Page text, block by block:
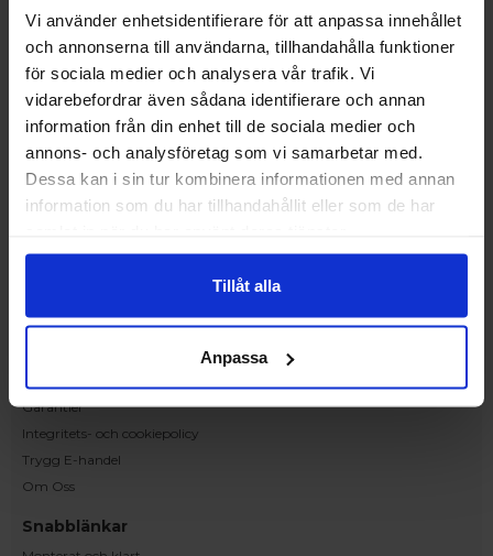
Vi använder enhetsidentifierare för att anpassa innehållet
och annonserna till användarna, tillhandahålla funktioner
för sociala medier och analysera vår trafik. Vi
vidarebefordrar även sådana identifierare och annan
information från din enhet till de sociala medier och
annons- och analysföretag som vi samarbetar med.
Dessa kan i sin tur kombinera informationen med annan
information som du har tillhandahållit eller som de har
Tillåt alla
Anpassa
Kundservice
Kontakta oss
Beställning och offert
Leverans
Reklamation
Monteringsanvisningar
Teknisk information
Om ditt köp
Garantier
Integritets- och cookiepolicy
Trygg E-handel
Om Oss
Snabblänkar